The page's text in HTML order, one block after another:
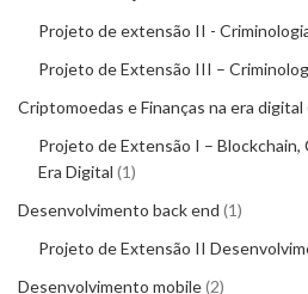
Projeto de extensão II -
Projeto de Extensão III –
Criptomoedas e Finanças na era digital
Projeto de Extensão I – Blockchain,
Era Digital 1
Desenvolvimento back end 1
Projeto de Extensão II
Desenvolvimento mobile 2